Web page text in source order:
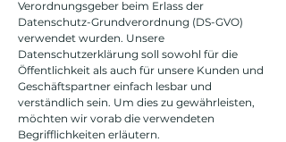
Verordnungsgeber beim Erlass der
Datenschutz-Grundverordnung (DS-GVO)
verwendet wurden. Unsere
Datenschutzerklärung soll sowohl für die
Öffentlichkeit als auch für unsere Kunden und
Geschäftspartner einfach lesbar und
verständlich sein. Um dies zu gewährleisten,
möchten wir vorab die verwendeten
Begrifflichkeiten erläutern.